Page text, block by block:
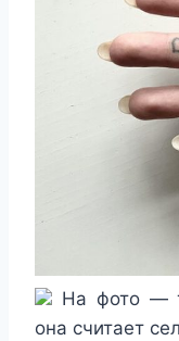
На фото —
она считает